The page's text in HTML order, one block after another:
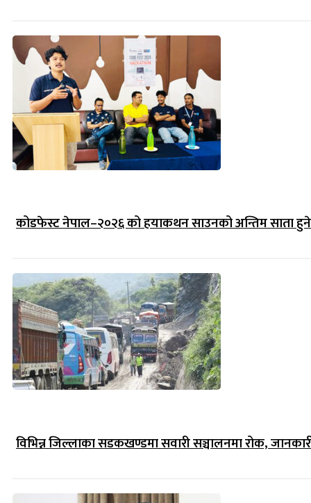
कोडफेस्ट नेपाल–२०२६ को हयाकथन साउनको अन्तिम साता हुने
विभिन्न जिल्लाका सडकखण्डमा सवारी सञ्चालनमा रोक,